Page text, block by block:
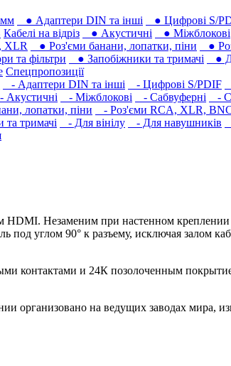
мм ● Адаптери DIN та інші ● Цифрові S/
Кабелі на відріз ● Акустичні ● Міжблокові
XLR ● Роз'єми банани, лопатки, піни ●
та фільтри ● Запобіжники та тримачі ●
Спецпропозиції
- Адаптери DIN та інші - Цифрові S/PDIF
Акустичні - Міжблокові - Сабвуферні -
лопатки, піни - Роз'єми RCA, XLR,
тримачі - Для вінілу - Для навушників‎
Незаменим при настенном креплении
углом 90° к разъему, исключая залом
контактами и 24К позолоченным
организовано на ведущих заводах мира,